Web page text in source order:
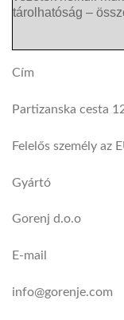
tárolhatóság –
Cím
Partizanska cesta
Felelős személy az
Gyártó
Gorenj d.o.o
E-mail
info@gorenje.com